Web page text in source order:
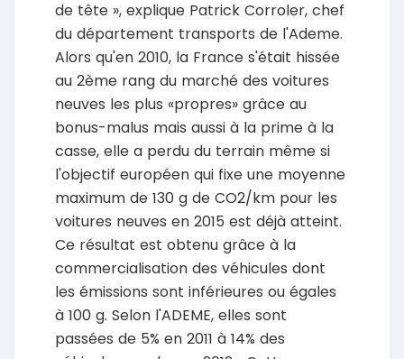
de tête », explique Patrick Corroler, chef
du département transports de l'Ademe.
Alors qu'en 2010, la France s'était hissée
au 2ème rang du marché des voitures
neuves les plus «propres» grâce au
bonus-malus mais aussi à la prime à la
casse, elle a perdu du terrain même si
l'objectif européen qui fixe une moyenne
maximum de 130 g de CO2/km pour les
voitures neuves en 2015 est déjà atteint.
Ce résultat est obtenu grâce à la
commercialisation des véhicules dont
les émissions sont inférieures ou égales
à 100 g. Selon l'ADEME, elles sont
passées de 5% en 2011 à 14% des